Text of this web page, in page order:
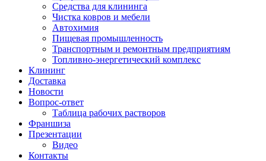
Средства для клининга
Чистка ковров и мебели
Автохимия
Пищевая промышленность
Транспортным и ремонтным предприятиям
Топливно-энергетический комплекс
Клининг
Доставка
Новости
Вопрос-ответ
Таблица рабочих растворов
Франшиза
Презентации
Видео
Контакты